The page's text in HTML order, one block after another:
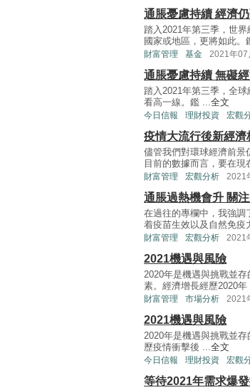
通脹憂慮持續 經濟
踏入2021年第三季，世
國家或地區，更將如此。
財富管理 基金 2021年07
通脹憂慮持續 無礙
踏入2021年第三季，全
看高一線。鑑 ...全文
今日信報 理財投資 宏觀
疫情大流行後新經濟
儘管我們對環球經濟前景
目前的數據而言，要在現
財富管理 宏觀分析 2021
通脹過熱機會升 關
在過往的專欄中，我強調
着疫苗生效以及自然免疫
財富管理 宏觀分析 2021
2021機遇與風險
2020年是機遇與挑戰並
素。經濟增長經歷2020年
財富管理 市場分析 2021
2021機遇與風險
2020年是機遇與挑戰並
歷疫情衝擊後 ...全文
今日信報 理財投資 宏觀
等待2021年需求爆